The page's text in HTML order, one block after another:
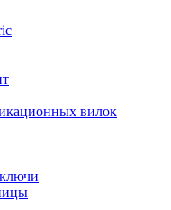
вилок